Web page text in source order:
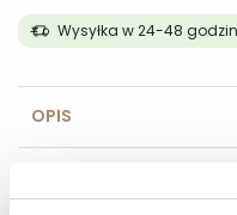
Wysyłka w 24-48 godzin
OPIS